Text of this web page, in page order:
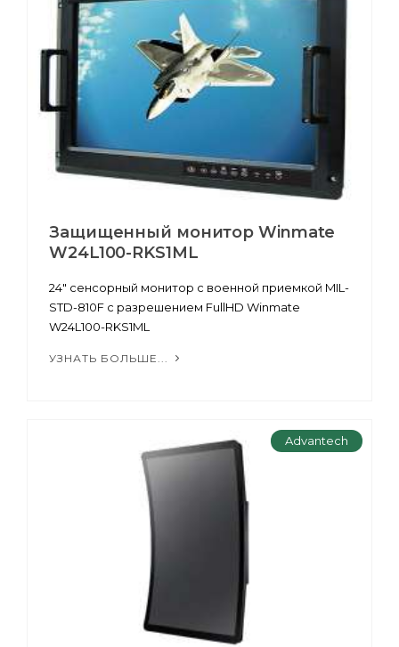
Защищенный монитор Winmate
W24L100-RKS1ML
24" сенсорный монитор с военной приемкой MIL-
STD-810F с разрешением FullHD Winmate
W24L100-RKS1ML
УЗНАТЬ БОЛЬШЕ...
Advantech